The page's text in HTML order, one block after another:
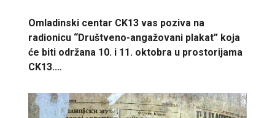
Omladinski centar CK13 vas poziva na
radionicu “Društveno-angažovani plakat” koja
će biti održana 10. i 11. oktobra u prostorijama
CK13.…